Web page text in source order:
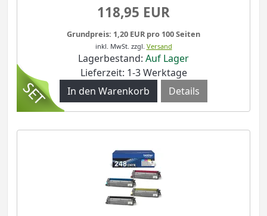
118,95 EUR
Grundpreis: 1,20 EUR pro 100 Seiten
inkl. MwSt. zzgl. Versand
Lagerbestand: Auf Lager
Lieferzeit: 1-3 Werktage
Details